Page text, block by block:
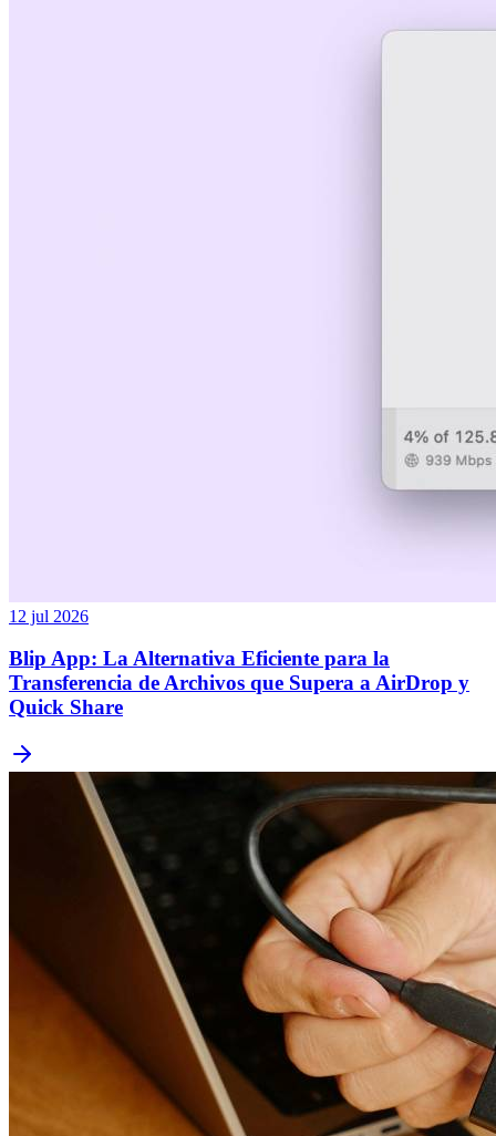
12 jul 2026
Blip App: La Alternativa Eficiente para la
Transferencia de Archivos que Supera a AirDrop y
Quick Share